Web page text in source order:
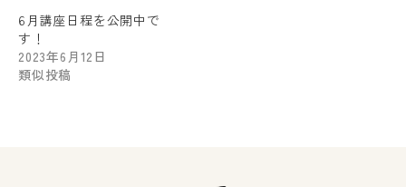
6月講座日程を公開中で
す！
2023年6月12日
類似投稿